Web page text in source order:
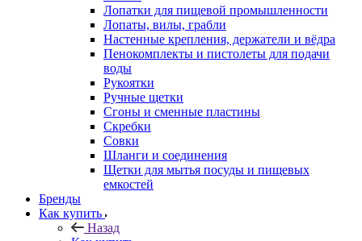
Лопатки для пищевой промышленности
Лопаты, вилы, грабли
Настенные крепления, держатели и вёдра
Пенокомплекты и пистолеты для подачи
воды
Рукоятки
Ручные щетки
Сгоны и сменные пластины
Скребки
Совки
Шланги и соединения
Щетки для мытья посуды и пищевых
емкостей
Бренды
Как купить
Назад